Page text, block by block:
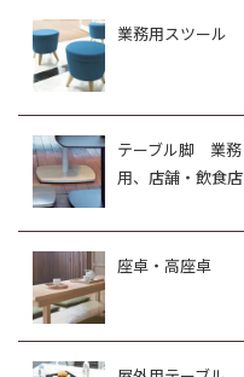
業務用スツール
テーブル脚 業務
用、店舗・飲食店
座卓・高座卓